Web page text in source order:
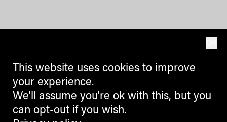
This website uses cookies to improve
your experience.
We'll assume you're ok with this, but you
can opt-out if you wish.